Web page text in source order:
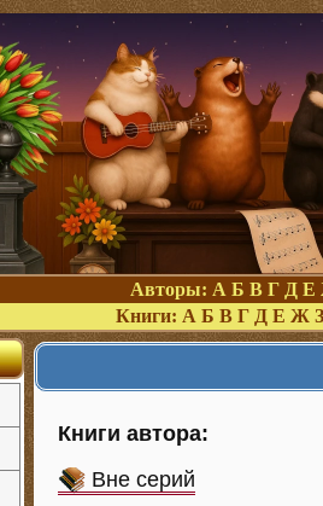
Авторы: А Б В Г Д Е
Книги: А Б В Г Д Е Ж З
Книги автора:
Вне серий